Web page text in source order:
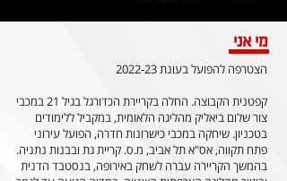
מי אני
הצטרפה להפועל בעונת 2022-23
קפטנית הקבוצה. החלה בקריירת הכדורגל בגיל 21 במכבי
צור שלום ביאליק מהליגה הלאומית, במקביל ללימודים
בטכניון. שיחקה במכבי כישרונות חדרה, הפועל עירוני
פתח תקווה, אס"א תל אביב, מ.ס. קריית גת ובבנות נתניה.
בהמשך הקריירה עברה לשחק באירופה, בנסטבד הדנית